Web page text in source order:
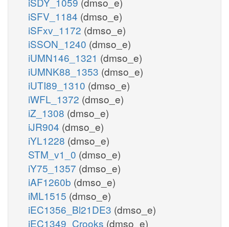
iSFV_1184 (dmso_e)
iSFxv_1172 (dmso_e)
iSSON_1240 (dmso_e)
iUMN146_1321 (dmso_e)
iUMNK88_1353 (dmso_e)
iUTI89_1310 (dmso_e)
iWFL_1372 (dmso_e)
iZ_1308 (dmso_e)
iJR904 (dmso_e)
iYL1228 (dmso_e)
STM_v1_0 (dmso_e)
iY75_1357 (dmso_e)
iAF1260b (dmso_e)
iML1515 (dmso_e)
iEC1356_Bl21DE3 (dmso_e)
iEC1349_Crooks (dmso_e)